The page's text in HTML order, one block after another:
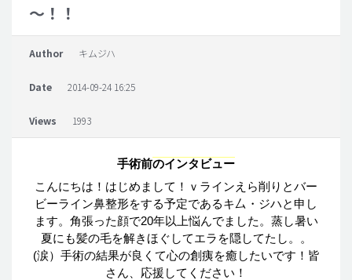
メンズ整形
idリアルストーリー
病院紹介
安全整形
～！！
Author キムジハ
Date 2014-09-24 16:25
Views 1993
手術前のインタビュー
こんにちは ！ はじめまして ！ｖ ラインえら削 りとバー
ビーライン鼻整形をする予定であるキ厶 ・ジハと 申 し
ます。 角張った顔で20年以上悩んでました 。 蒸し暑い
夏 にも髪の毛を解きほぐしてエラを隠 してたし 。。
(涙） 手術の結果が良 くて心の創痍を癒 したいです ！ 皆
さん
応援 してください ！